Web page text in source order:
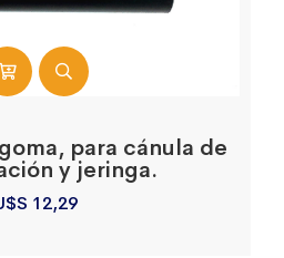
para cánula de
y jeringa.
12,29